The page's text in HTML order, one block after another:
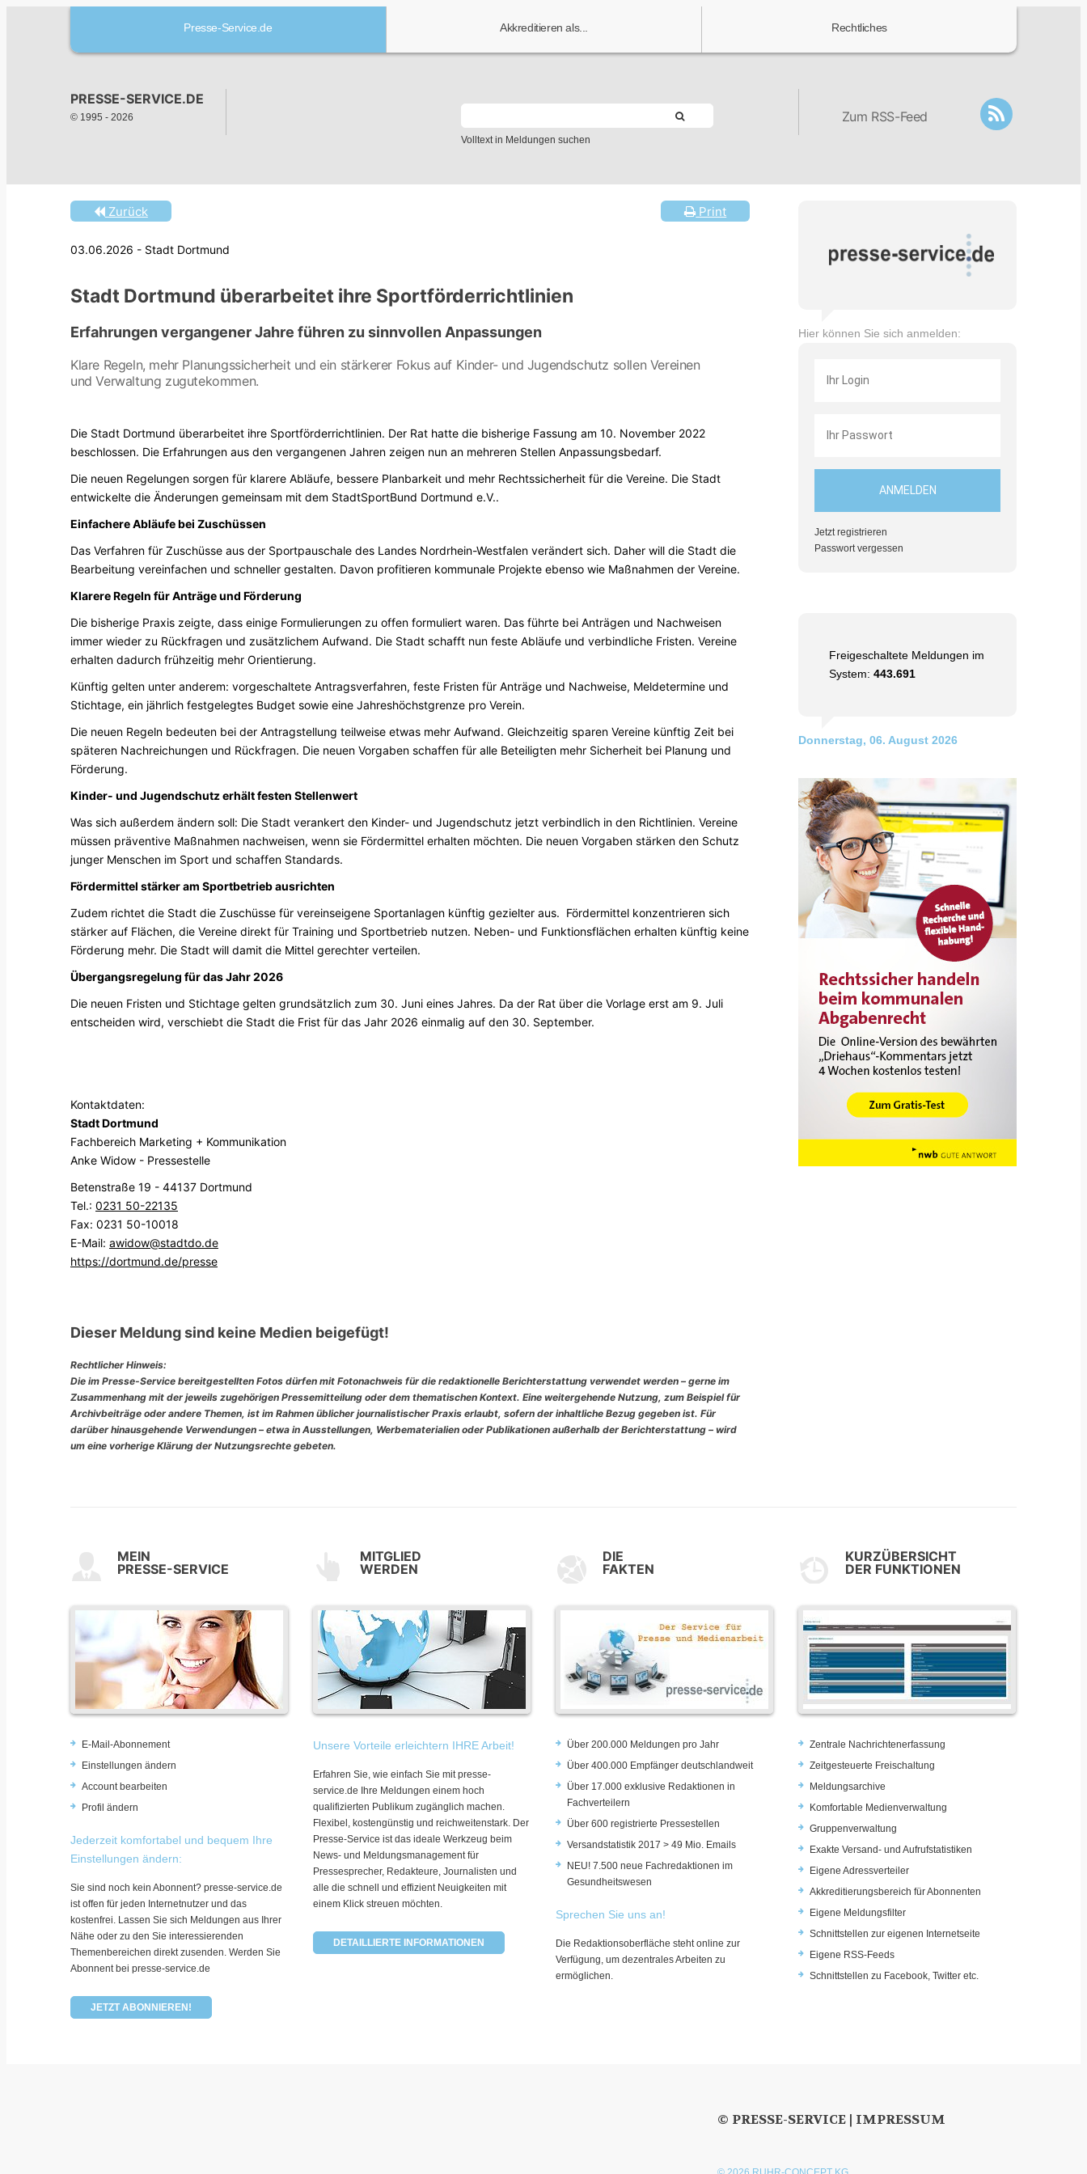
Presse-Service.de Akkreditieren als... Rechtliches
PRESSE-SERVICE.DE
© 1995 - 2026
Volltext in Meldungen suchen
Zum RSS-Feed
Print
Zurück
03.06.2026 - Stadt Dortmund
Stadt Dortmund überarbeitet ihre Sportförderrichtlinien
Erfahrungen vergangener Jahre führen zu sinnvollen Anpassungen
Klare Regeln, mehr Planungssicherheit und ein stärkerer Fokus auf Kinder- und Jugendschutz sollen Vereinen
und Verwaltung zugutekommen.
Die Stadt Dortmund überarbeitet ihre Sportförderrichtlinien. Der Rat hatte die bisherige Fassung am 10. November 2022
beschlossen. Die Erfahrungen aus den vergangenen Jahren zeigen nun an mehreren Stellen Anpassungsbedarf.
Die neuen Regelungen sorgen für klarere Abläufe, bessere Planbarkeit und mehr Rechtssicherheit für die Vereine. Die Stadt
entwickelte die Änderungen gemeinsam mit dem StadtSportBund Dortmund e.V..
Einfachere Abläufe bei Zuschüssen
Das Verfahren für Zuschüsse aus der Sportpauschale des Landes Nordrhein-Westfalen verändert sich. Daher will die Stadt die
Bearbeitung vereinfachen und schneller gestalten. Davon profitieren kommunale Projekte ebenso wie Maßnahmen der Vereine.
Klarere Regeln für Anträge und Förderung
Die bisherige Praxis zeigte, dass einige Formulierungen zu offen formuliert waren. Das führte bei Anträgen und Nachweisen
immer wieder zu Rückfragen und zusätzlichem Aufwand. Die Stadt schafft nun feste Abläufe und verbindliche Fristen. Vereine
erhalten dadurch frühzeitig mehr Orientierung.
Künftig gelten unter anderem: vorgeschaltete Antragsverfahren, feste Fristen für Anträge und Nachweise, Meldetermine und
Stichtage, ein jährlich festgelegtes Budget sowie eine Jahreshöchstgrenze pro Verein.
Die neuen Regeln bedeuten bei der Antragstellung teilweise etwas mehr Aufwand. Gleichzeitig sparen Vereine künftig Zeit bei
späteren Nachreichungen und Rückfragen. Die neuen Vorgaben schaffen für alle Beteiligten mehr Sicherheit bei Planung und
Förderung.
Kinder- und Jugendschutz erhält festen Stellenwert
Was sich außerdem ändern soll: Die Stadt verankert den Kinder- und Jugendschutz jetzt verbindlich in den Richtlinien. Vereine
müssen präventive Maßnahmen nachweisen, wenn sie Fördermittel erhalten möchten. Die neuen Vorgaben stärken den Schutz
junger Menschen im Sport und schaffen Standards.
Fördermittel stärker am Sportbetrieb ausrichten
Zudem richtet die Stadt die Zuschüsse für vereinseigene Sportanlagen künftig gezielter aus. Fördermittel konzentrieren sich
stärker auf Flächen, die Vereine direkt für Training und Sportbetrieb nutzen. Neben- und Funktionsflächen erhalten künftig keine
Förderung mehr. Die Stadt will damit die Mittel gerechter verteilen.
Übergangsregelung für das Jahr 2026
Die neuen Fristen und Stichtage gelten grundsätzlich zum 30. Juni eines Jahres. Da der Rat über die Vorlage erst am 9. Juli
entscheiden wird, verschiebt die Stadt die Frist für das Jahr 2026 einmalig auf den 30. September.
Kontaktdaten:
Stadt Dortmund
Fachbereich Marketing + Kommunikation
Anke Widow - Pressestelle
Betenstraße 19 - 44137 Dortmund
Tel.: 0231 50-22135
Fax: 0231 50-10018
E-Mail: awidow@stadtdo.de
https://dortmund.de/presse
Dieser Meldung sind keine Medien beigefügt!
Rechtlicher Hinweis:
Die im Presse-Service bereitgestellten Fotos dürfen mit Fotonachweis für die redaktionelle Berichterstattung verwendet werden – gerne im
Zusammenhang mit der jeweils zugehörigen Pressemitteilung oder dem thematischen Kontext. Eine weitergehende Nutzung, zum Beispiel für
Archivbeiträge oder andere Themen, ist im Rahmen üblicher journalistischer Praxis erlaubt, sofern der inhaltliche Bezug gegeben ist. Für
darüber hinausgehende Verwendungen – etwa in Ausstellungen, Werbematerialien oder Publikationen außerhalb der Berichterstattung – wird
um eine vorherige Klärung der Nutzungsrechte gebeten.
Hier können Sie sich anmelden:
Jetzt registrieren
Passwort vergessen
Freigeschaltete Meldungen im
System: 443.691
Donnerstag, 06. August 2026
MEIN
PRESSE-SERVICE
E-Mail-Abonnement
Einstellungen ändern
Account bearbeiten
Profil ändern
Jederzeit komfortabel und bequem Ihre
Einstellungen ändern:
Sie sind noch kein Abonnent? presse-service.de
ist offen für jeden Internetnutzer und das
kostenfrei. Lassen Sie sich Meldungen aus Ihrer
Nähe oder zu den Sie interessierenden
Themenbereichen direkt zusenden. Werden Sie
Abonnent bei presse-service.de
JETZT ABONNIEREN!
MITGLIED
WERDEN
Unsere Vorteile erleichtern IHRE Arbeit!
Erfahren Sie, wie einfach Sie mit presse-
service.de Ihre Meldungen einem hoch
qualifizierten Publikum zugänglich machen.
Flexibel, kostengünstig und reichweitenstark. Der
Presse-Service ist das ideale Werkzeug beim
News- und Meldungsmanagement für
Pressesprecher, Redakteure, Journalisten und
alle die schnell und effizient Neuigkeiten mit
einem Klick streuen möchten.
DETAILLIERTE INFORMATIONEN
DIE
FAKTEN
Über 200.000 Meldungen pro Jahr
Über 400.000 Empfänger deutschlandweit
Über 17.000 exklusive Redaktionen in
Fachverteilern
Über 600 registrierte Pressestellen
Versandstatistik 2017 > 49 Mio. Emails
NEU! 7.500 neue Fachredaktionen im
Gesundheitswesen
Sprechen Sie uns an!
Die Redaktionsoberfläche steht online zur
Verfügung, um dezentrales Arbeiten zu
ermöglichen.
KURZÜBERSICHT
DER FUNKTIONEN
Zentrale Nachrichtenerfassung
Zeitgesteuerte Freischaltung
Meldungsarchive
Komfortable Medienverwaltung
Gruppenverwaltung
Exakte Versand- und Aufrufstatistiken
Eigene Adressverteiler
Akkreditierungsbereich für Abonnenten
Eigene Meldungsfilter
Schnittstellen zur eigenen Internetseite
Eigene RSS-Feeds
Schnittstellen zu Facebook, Twitter etc.
© PRESSE-SERVICE | IMPRESSUM